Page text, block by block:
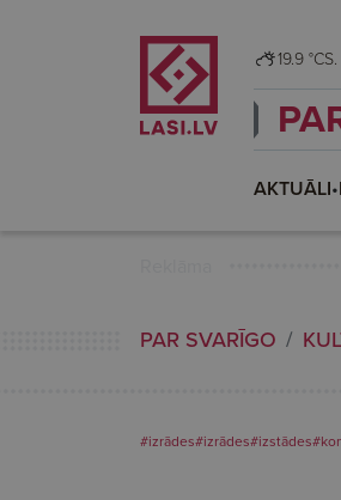
19.9 °C
AKTUĀLI•
PAR SVARĪGO
#izrādes#izrādes#izstādes